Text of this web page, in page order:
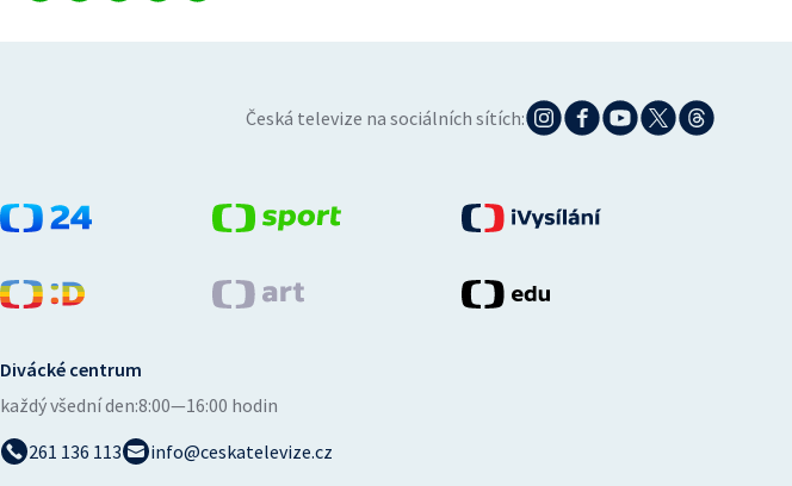
Česká televize na sociálních sítích:
Divácké centrum
každý všední den:8:00—16:00 hodin
261 136 113
info@ceskatelevize.cz